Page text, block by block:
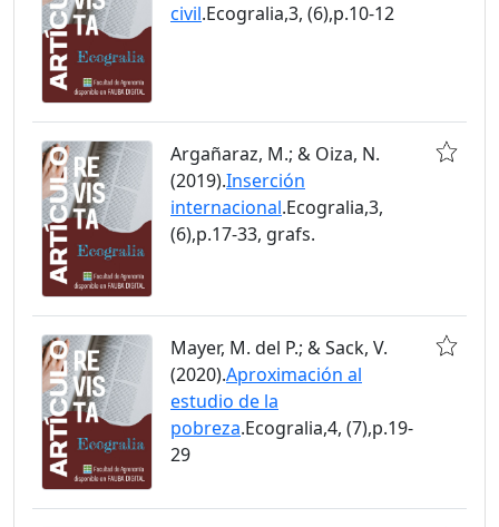
civil.Ecogralia,3, (6),p.10-12
Argañaraz, M.; & Oiza, N.
(2019).Inserción
internacional.Ecogralia,3,
(6),p.17-33, grafs.
Mayer, M. del P.; & Sack, V.
(2020).Aproximación al
estudio de la
pobreza.Ecogralia,4, (7),p.19-
29